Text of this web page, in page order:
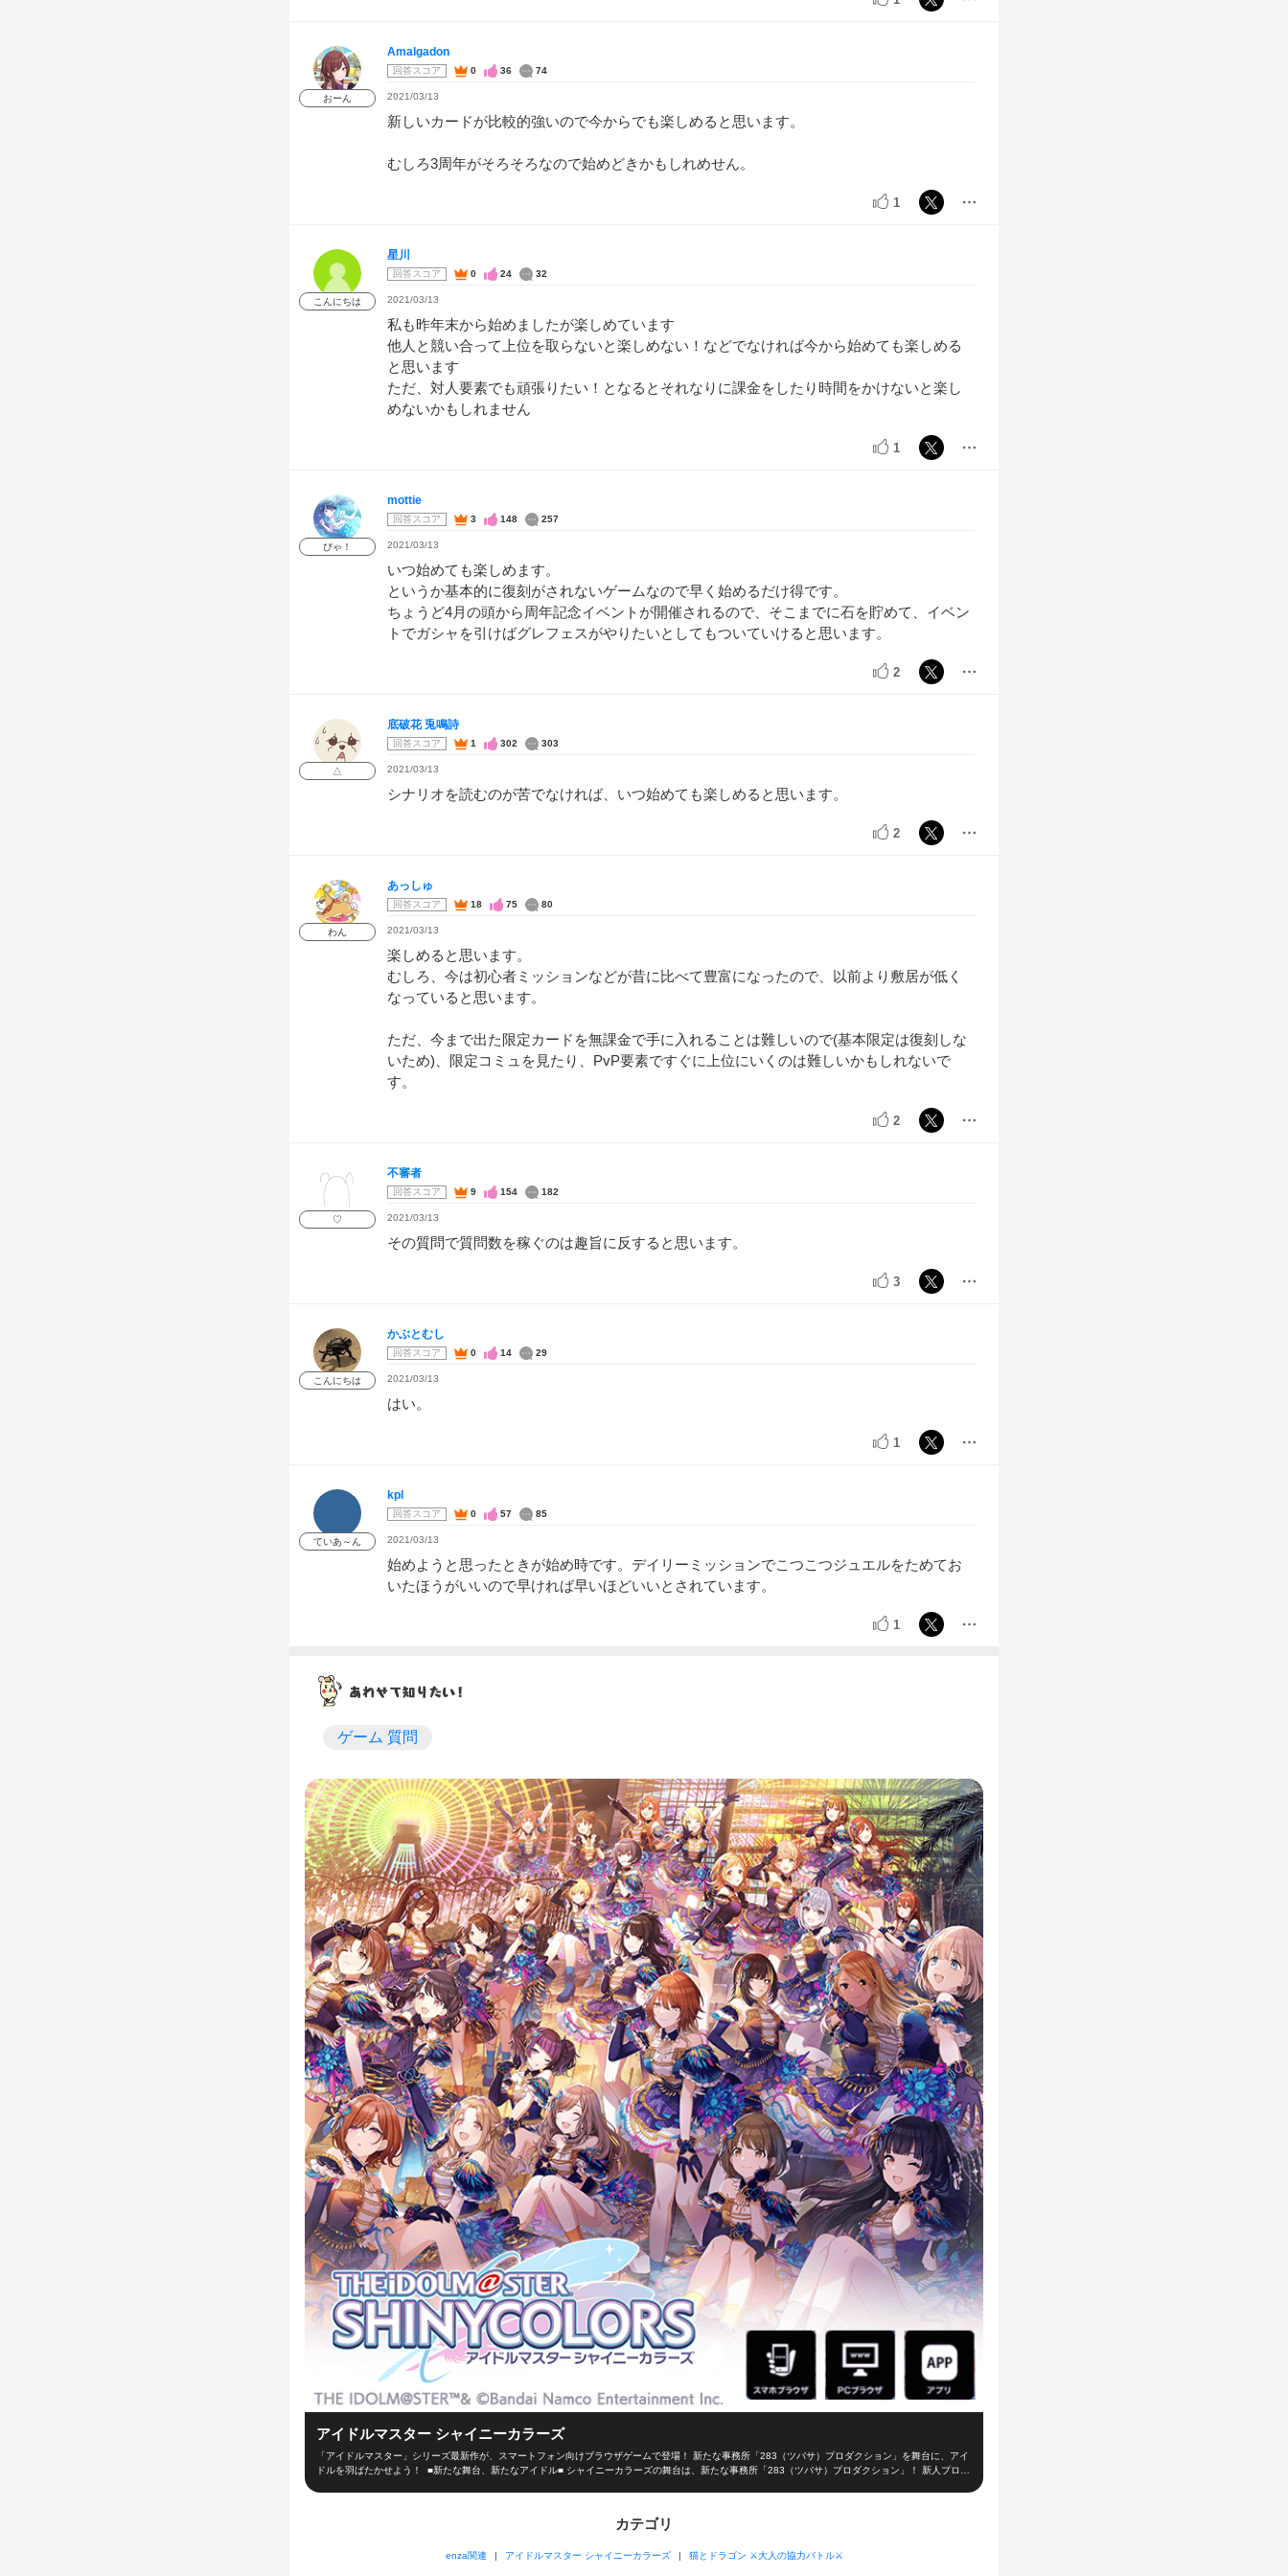
おーん
Amalgadon
回答スコア 0 36 74
2021/03/13
新しいカードが比較的強いので今からでも楽しめると思います。
むしろ3周年がそろそろなので始めどきかもしれめせん。
1
こんにちは
星川
回答スコア 0 24 32
2021/03/13
私も昨年末から始めましたが楽しめています
他人と競い合って上位を取らないと楽しめない！などでなければ今から始めても楽しめる
と思います
ただ、対人要素でも頑張りたい！となるとそれなりに課金をしたり時間をかけないと楽し
めないかもしれません
1
ぴゃ！
mottie
回答スコア 3 148 257
2021/03/13
いつ始めても楽しめます。
というか基本的に復刻がされないゲームなので早く始めるだけ得です。
ちょうど4月の頭から周年記念イベントが開催されるので、そこまでに石を貯めて、イベン
トでガシャを引けばグレフェスがやりたいとしてもついていけると思います。
2
△
底破花 兎鳴詩
回答スコア 1 302 303
2021/03/13
シナリオを読むのが苦でなければ、いつ始めても楽しめると思います。
2
わん
あっしゅ
回答スコア 18 75 80
2021/03/13
楽しめると思います。
むしろ、今は初心者ミッションなどが昔に比べて豊富になったので、以前より敷居が低く
なっていると思います。
ただ、今まで出た限定カードを無課金で手に入れることは難しいので(基本限定は復刻しな
いため)、限定コミュを見たり、PvP要素ですぐに上位にいくのは難しいかもしれないで
す。
2
♡
不審者
回答スコア 9 154 182
2021/03/13
その質問で質問数を稼ぐのは趣旨に反すると思います。
3
こんにちは
かぶとむし
回答スコア 0 14 29
2021/03/13
はい。
1
ていあ～ん
kpl
回答スコア 0 57 85
2021/03/13
始めようと思ったときが始め時です。デイリーミッションでこつこつジュエルをためてお
いたほうがいいので早ければ早いほどいいとされています。
1
ゲーム 質問
アイドルマスター シャイニーカラーズ
「アイドルマスター」シリーズ最新作が、スマートフォン向けブラウザゲームで登場！ 新たな事務所「283（ツバサ）プロダクション」を舞台に、アイ
ドルを羽ばたかせよう！ ■新たな舞台、新たなアイドル■ シャイニーカラーズの舞台は、新たな事務所「283（ツバサ）プロダクション」！ 新人プロデ
からライブ直前まで、コミュを通じてアイドルを支えよう！ 見事コミュニケーションに成功するとアイドルのテンションが上がり、プロデューサーとの
デューサーとライブ対戦！プロデュースの手腕を競い合い、目指せ、アイドルマスター！ ■enzaだから、手軽に遊べる■ 長時間のインストール不要で、
カテゴリ
enza関連 アイドルマスター シャイニーカラーズ 猫とドラゴン ⚔大人の協力バトル⚔